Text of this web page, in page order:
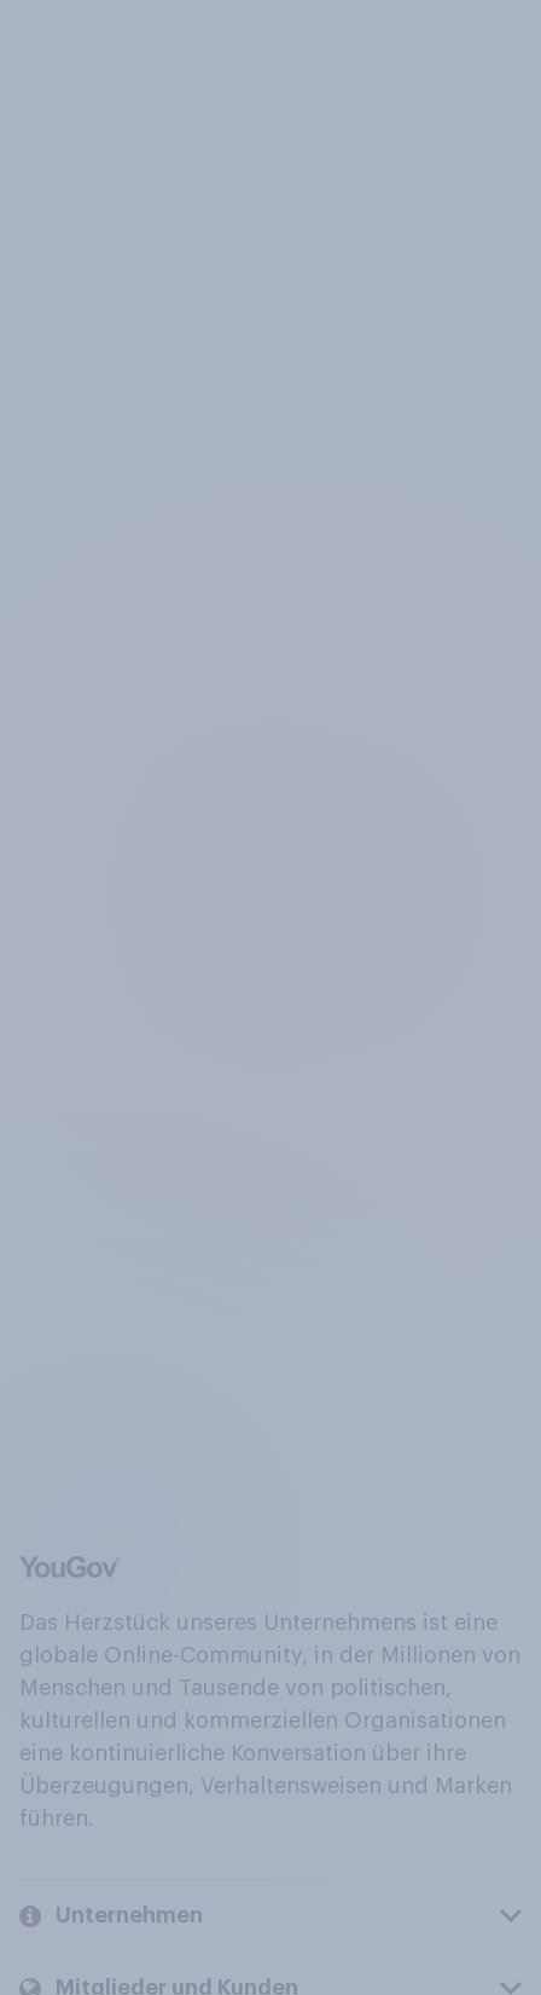
Das Herzstück unseres Unternehmens ist eine
globale Online-Community, in der Millionen von
Menschen und Tausende von politischen,
kulturellen und kommerziellen Organisationen
eine kontinuierliche Konversation über ihre
Überzeugungen, Verhaltensweisen und Marken
führen.
Unternehmen
Mitglieder und Kunden